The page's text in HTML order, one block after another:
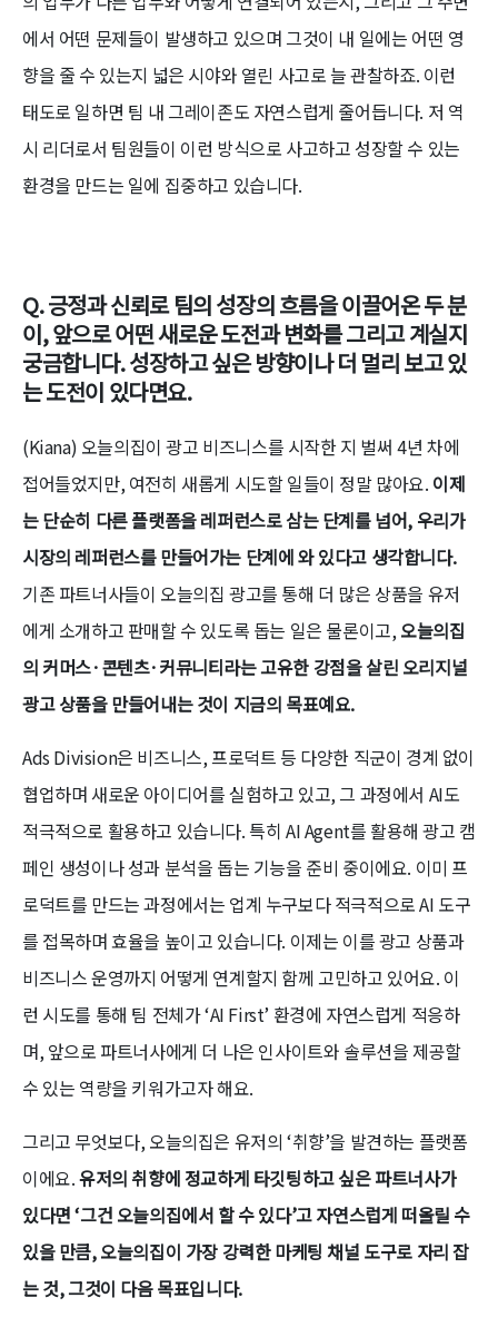
에서 어떤 문제들이 발생하고 있으며 그것이 내 일에는 어떤 영
향을 줄 수 있는지 넓은 시야와 열린 사고로 늘 관찰하죠. 이런
태도로 일하면 팀 내 그레이존도 자연스럽게 줄어듭니다. 저 역
시 리더로서 팀원들이 이런 방식으로 사고하고 성장할 수 있는
환경을 만드는 일에 집중하고 있습니다.
Q. 긍정과 신뢰로 팀의 성장의 흐름을 이끌어온 두 분
이, 앞으로 어떤 새로운 도전과 변화를 그리고 계실지
궁금합니다. 성장하고 싶은 방향이나 더 멀리 보고 있
는 도전이 있다면요.
(Kiana) 오늘의집이 광고 비즈니스를 시작한 지 벌써 4년 차에
접어들었지만, 여전히 새롭게 시도할 일들이 정말 많아요. 이제
는 단순히 다른 플랫폼을 레퍼런스로 삼는 단계를 넘어, 우리가
시장의 레퍼런스를 만들어가는 단계에 와 있다고 생각합니다.
기존 파트너사들이 오늘의집 광고를 통해 더 많은 상품을 유저
에게 소개하고 판매할 수 있도록 돕는 일은 물론이고,오늘의집
의 커머스·콘텐츠·커뮤니티라는 고유한 강점을 살린 오리지널
광고 상품을 만들어내는 것이 지금의 목표예요.
Ads Division은 비즈니스, 프로덕트 등 다양한 직군이 경계 없이
협업하며 새로운 아이디어를 실험하고 있고, 그 과정에서 AI도
적극적으로 활용하고 있습니다. 특히 AI Agent를 활용해 광고 캠
페인 생성이나 성과 분석을 돕는 기능을 준비 중이에요. 이미 프
로덕트를 만드는 과정에서는 업계 누구보다 적극적으로 AI 도구
를 접목하며 효율을 높이고 있습니다. 이제는 이를 광고 상품과
비즈니스 운영까지 어떻게 연계할지 함께 고민하고 있어요. 이
런 시도를 통해 팀 전체가 ‘AI First’ 환경에 자연스럽게 적응하
며, 앞으로 파트너사에게 더 나은 인사이트와 솔루션을 제공할
수 있는 역량을 키워가고자 해요.
그리고 무엇보다, 오늘의집은 유저의 ‘취향’을 발견하는 플랫폼
이에요.유저의 취향에 정교하게 타깃팅하고 싶은 파트너사가
있다면 ‘그건 오늘의집에서 할 수 있다’고 자연스럽게 떠올릴 수
있을 만큼, 오늘의집이 가장 강력한 마케팅 채널 도구로 자리 잡
는 것, 그것이 다음 목표입니다.